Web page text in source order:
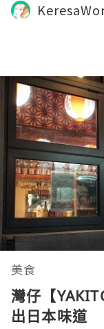
美食
灣仔【
出日本味道